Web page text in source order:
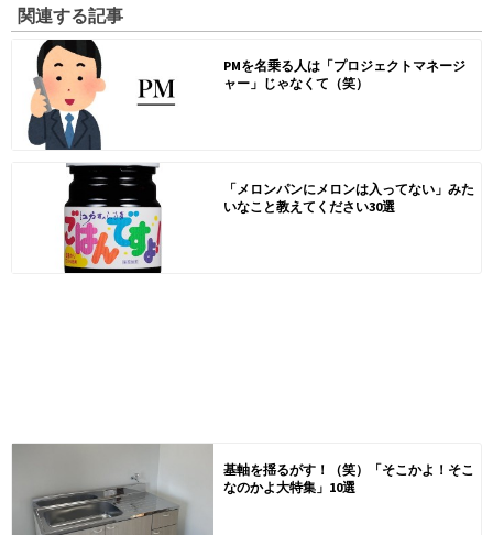
関連する記事
PMを名乗る人は「プロジェクトマネージ
ャー」じゃなくて（笑）
「メロンパンにメロンは入ってない」みた
いなこと教えてください30選
基軸を揺るがす！（笑）「そこかよ！そこ
なのかよ大特集」10選